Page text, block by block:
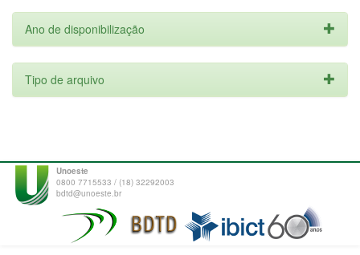
Ano de disponibilização
Tipo de arquivo
Unoeste
0800 7715533 / (18) 32292003
bdtd@unoeste.br